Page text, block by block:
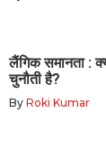
लैंगिक समानता :
चुनौती है?
By Roki Kumar